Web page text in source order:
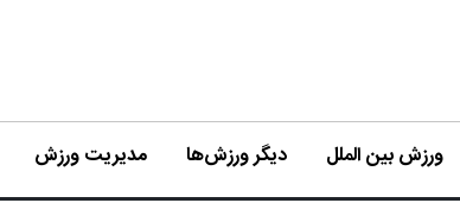
ورزش بین الملل دیگر ورزش‌ها مدیریت ورزش